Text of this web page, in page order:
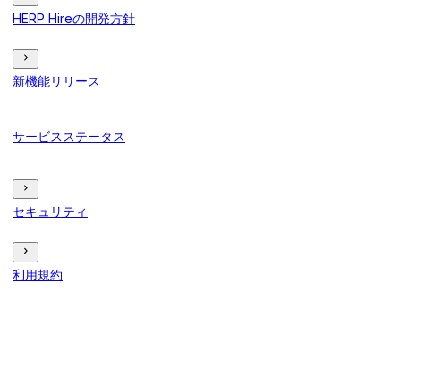
HERP Hireの開発方針
新機能リリース
サービスステータス
セキュリティ
利用規約